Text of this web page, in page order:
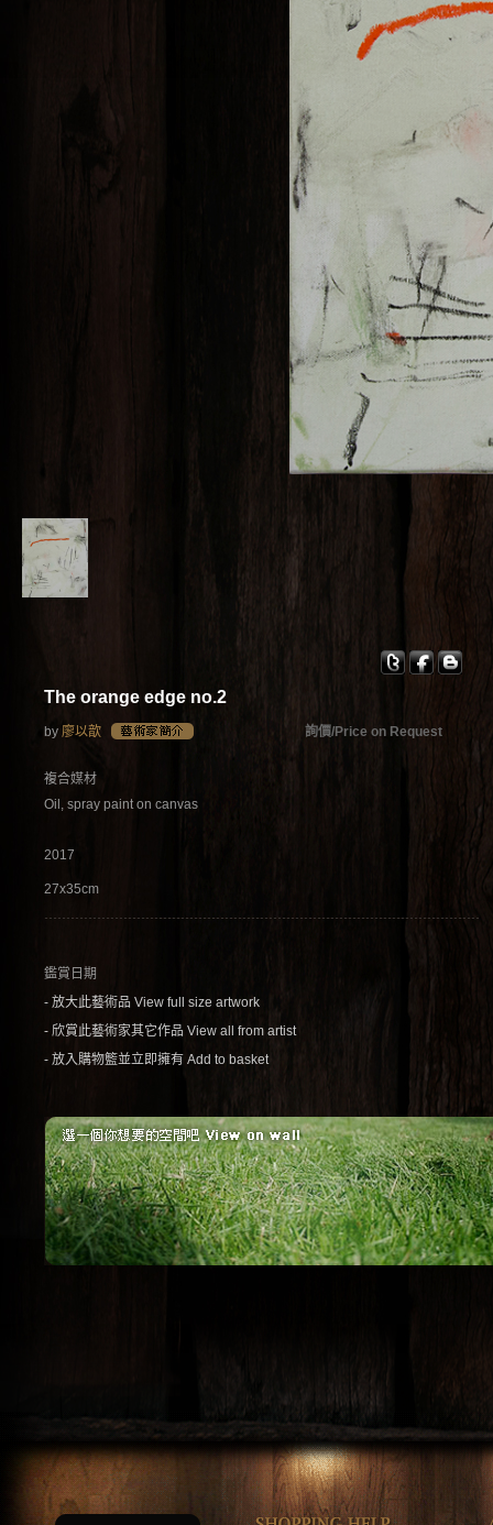
The orange edge no.2
by 廖以歆 詢價/Price on Request
複合媒材
Oil, spray paint on canvas
2017
27x35cm
鑑賞日期
- 放大此藝術品 View full size artwork
- 欣賞此藝術家其它作品 View all from artist
- 放入購物籃並立即擁有 Add to basket
植物林
原始林中，也能感受
到植物與藝術品的能
量療癒著你。(傢
俱：摩登波麗 提供)
床景
在舒適的房間
讓藝術品與你
眠吧!